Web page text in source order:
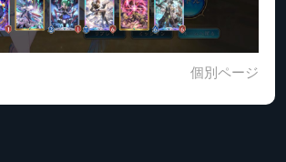
個別ページ